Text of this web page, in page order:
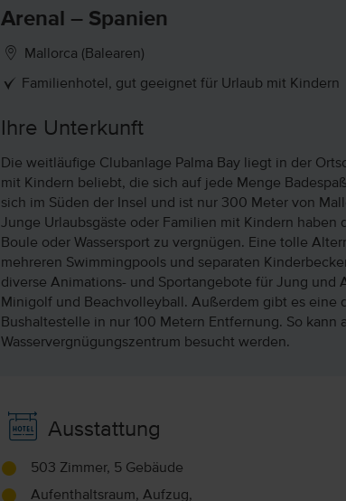
Arenal – Spanien
Mallorca (Balearen)
Familienhotel, gut geeignet für Urlaub mit Kindern
Ihre Unterkunft
Die weitläufige Clubanlage Palma Bay liegt in der
mit Kindern beliebt, die sich auf jede Menge
sich im Süden der Insel und ist nur 300 Meter von
Junge Urlaubsgäste oder Familien mit Kindern
Boule oder Wassersport zu vergnügen. Eine tolle
mehreren Swimmingpools und separaten
diverse Animations- und Sportangebote für Jung
Minigolf und Beachvolleyball. Außerdem gibt es eine
Bushaltestelle in nur 100 Metern Entfernung. So
Wasservergnügungszentrum besucht werden.
Ausstattung
503 Zimmer, 5 Gebäude
Aufenthaltsraum, Aufzug,